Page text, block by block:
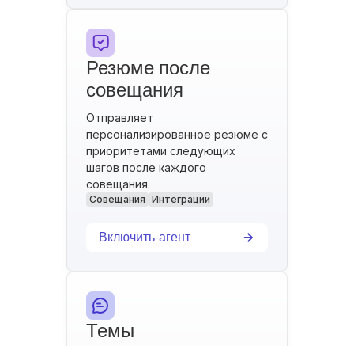
Резюме после
совещания
Отправляет
персонализированное резюме с
приоритетами следующих
шагов после каждого
совещания.
Совещания Интеграции
Включить агент
Темы